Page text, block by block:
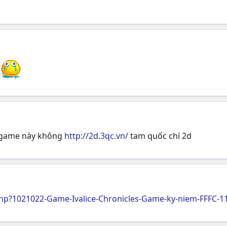
này không http://2d.3qc.vn/tam quốc chí 2d
Game-Ivalice-Chronicles-Game-ky-niem-FFFC-